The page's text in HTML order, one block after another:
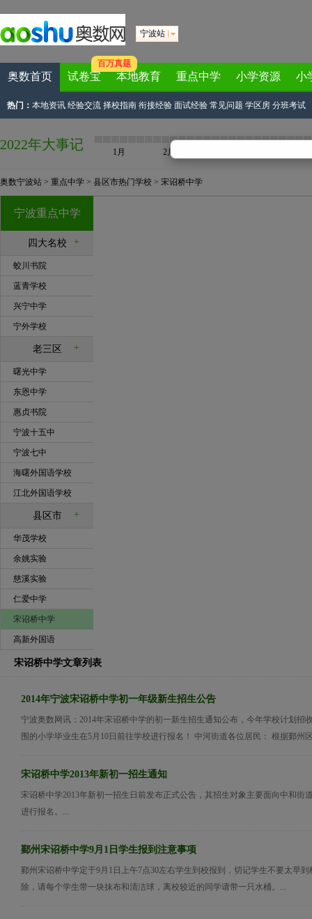
宁波站
奥数首页 试卷宝
百万真题
本地教育 重点中学 小学资源 小
热门： 本地资讯 经验交流 择校指南 衔接经验 面试经验 常见问题 学区房 分班考试
2022年大事记 1月 2月
奥数宁波站 > 重点中学 > 县区市热门学校 > 宋诏桥中学
宁波重点中学
四大名校 +
蛟川书院
蓝青学校
兴宁中学
宁外学校
老三区 +
曙光中学
东恩中学
惠贞书院
宁波十五中
宁波七中
海曙外国语学校
江北外国语学校
县区市 +
华茂学校
余姚实验
慈溪实验
仁爱中学
宋诏桥中学
高新外国语
宋诏桥中学文章列表
2014年宁波宋诏桥中学初一年级新生招生公告
宁波奥数网讯：2014年宋诏桥中学的初一新生招生通知公布，今年学校计划招
围的小学毕业生在5月10日前往学校进行报名！ 中河街道各位居民： 根据鄞州
宋诏桥中学2013年新初一招生通知
宋诏桥中学2013年新初一招生日前发布正式公告，其招生对象主要面向中和街
进行报名。...
鄞州宋诏桥中学9月1日学生报到注意事项
鄞州宋诏桥中学定于9月1日上午7点30左右学生到校报到，切记学生不要太早
除，请每个学生带一块抹布和清洁球，离校较近的同学请带一只水桶。...